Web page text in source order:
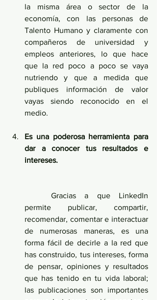
la misma área o sector de la
economía, con las personas de
Talento Humano y claramente con
compañeros de universidad y
empleos anteriores, lo que hace
que la red poco a poco se vaya
nutriendo y que a medida que
publiques información de valor
vayas siendo reconocido en el
medio.
Es una poderosa herramienta para
dar a conocer tus resultados e
intereses.
permite publicar, compartir,
recomendar, comentar e interactuar
de numerosas maneras, es una
forma fácil de decirle a la red que
has construido, tus intereses, forma
de pensar, opiniones y resultados
que has tenido en tu vida laboral;
las publicaciones son importantes